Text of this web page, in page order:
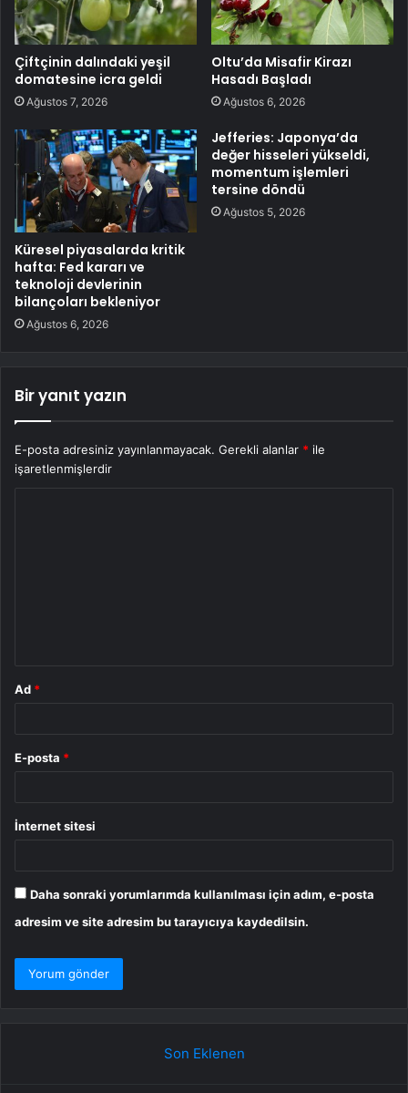
Çiftçinin dalındaki yeşil
domatesine icra geldi
Ağustos 7, 2026
Oltu’da Misafir Kirazı
Hasadı Başladı
Ağustos 6, 2026
Küresel piyasalarda kritik
hafta: Fed kararı ve
teknoloji devlerinin
bilançoları bekleniyor
Ağustos 6, 2026
Jefferies: Japonya’da
değer hisseleri yükseldi,
momentum işlemleri
tersine döndü
Ağustos 5, 2026
Bir yanıt yazın
E-posta adresiniz yayınlanmayacak. Gerekli alanlar * ile
işaretlenmişlerdir
Ad *
E-posta *
İnternet sitesi
Daha sonraki yorumlarımda kullanılması için adım, e-posta
adresim ve site adresim bu tarayıcıya kaydedilsin.
Son Eklenen